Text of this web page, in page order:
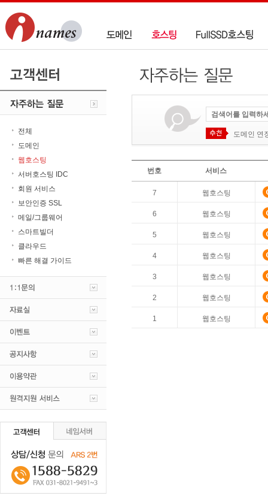
전체
도메인
웹호스팅
서버호스팅 IDC
회원 서비스
보안인증 SSL
메일/그룹웨어
스마트빌더
클라우드
빠른 해결 가이드
도메인 연
번호 서비스
7 웹호스팅
6 웹호스팅
5 웹호스팅
4 웹호스팅
3 웹호스팅
2 웹호스팅
1 웹호스팅